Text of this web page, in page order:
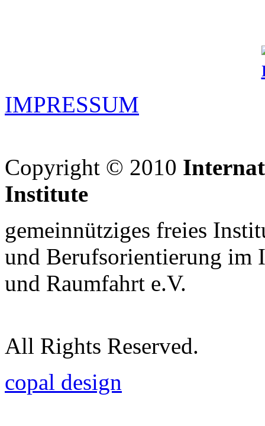
IMPRESSUM
Copyright © 2010
Institute
gemeinnütziges freies
und Berufsorientierung im
und Raumfahrt e.V.
All Rights Reserved.
copal design